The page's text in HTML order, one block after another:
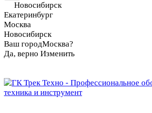
Новосибирск
Екатеринбург
Москва
Новосибирск
Ваш городМосква?
Да, верно Изменить